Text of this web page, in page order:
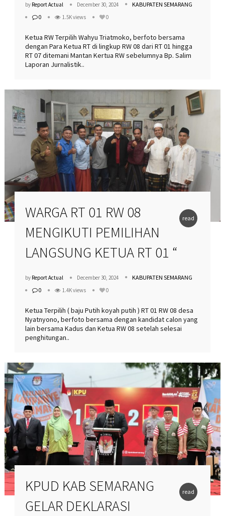
by Report Actual December 30, 2024 KABUPATEN SEMARANG
0 1.5K views 0
Ketua RW Terpilih Wahyu Triatmoko, berfoto bersama
dengan Para Ketua RT di lingkup RW 08 dari RT 01 hingga
RT 07 ditemani Mantan Kertua RW sebelumnya Bp. Salim
Laporan Jurnalistik..
read
WARGA RT 01 RW 08
MENGIKUTI PEMILIHAN
LANGSUNG KETUA RT 01 “
by Report Actual December 30, 2024 KABUPATEN SEMARANG
0 1.4K views 0
Ketua Terpilih ( baju Putih koyah putih ) RT 01 RW 08 desa
Nyatnyono, berfoto bersama dengan kandidat calon yang
lain bersama Kadus dan Ketua RW 08 setelah selesai
penghitungan..
read
KPUD KAB SEMARANG
GELAR DEKLARASI